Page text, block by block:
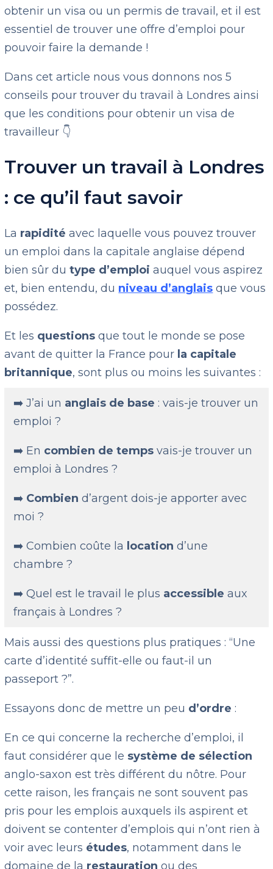
obtenir un visa ou un permis de travail, et il est
essentiel de trouver une offre d’emploi pour
pouvoir faire la demande !
Dans cet article nous vous donnons nos 5
conseils pour trouver du travail à Londres ainsi
que les conditions pour obtenir un visa de
travailleur 👇
Trouver un travail à Londres
: ce qu’il faut savoir
La rapiditéavec laquelle vous pouvez trouver
un emploi dans la capitale anglaise dépend
bien sûr dutype d’emploi auquel vous aspirez
et, bien entendu, du niveau d’anglais que vous
possédez.
Et les questionsque tout le monde se pose
avant de quitter la France pour la capitale
britannique, sont plus ou moins les suivantes :
➡️ J’ai un anglais de base : vais-je trouver un
emploi ?
➡️ En combien de temps vais-je trouver un
emploi à Londres ?
➡️ Combien d’argent dois-je apporter avec
moi ?
➡️ Combien coûte la location d’une
chambre ?
➡️ Quel est le travail le plus accessible aux
français à Londres ?
Mais aussi des questions plus pratiques : “Une
carte d’identité suffit-elle ou faut-il un
passeport ?”.
Essayons donc de mettre un peu d’ordre :
En ce qui concerne la recherche d’emploi, il
faut considérer que le système de sélection
anglo-saxon est très différent du nôtre. Pour
cette raison, les français ne sont souvent pas
pris pour les emplois auxquels ils aspirent et
doivent se contenter d’emplois qui n’ont rien à
voir avec leurs études, notamment dans le
domaine de la restaurationou des